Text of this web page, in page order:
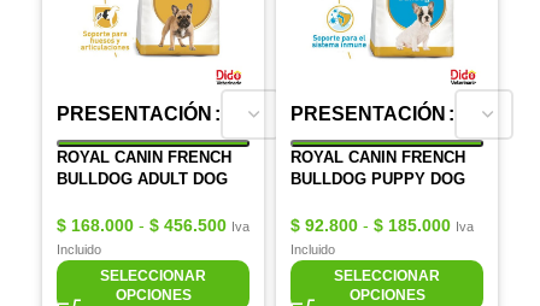
PRESENTACIÓN
ROYAL CANIN FRENCH
BULLDOG ADULT DOG
$ 168.000 - $ 456.500 Iva
Incluido
SELECCIONAR
OPCIONES
PRESENTACIÓN
ROYAL CANIN FRENCH
BULLDOG PUPPY DOG
$ 92.800 - $ 185.000 Iva
Incluido
SELECCIONAR
OPCIONES